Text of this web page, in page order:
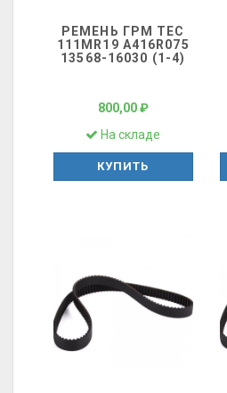
РЕМЕНЬ ГРМ ТЕС
111MR19 A416R075
13568-16030 (1-4)
800,00 ₽
На складе
КУПИТЬ